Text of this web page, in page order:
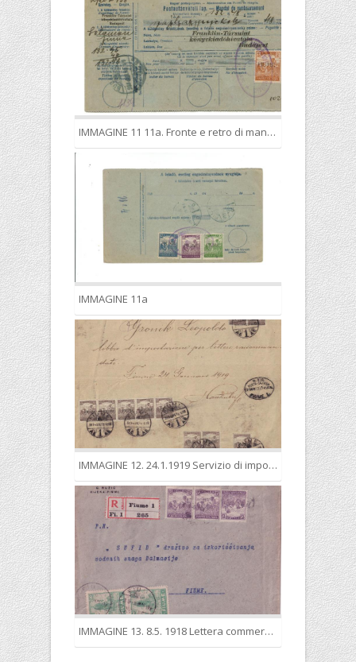
IMMAGINE 11 11a. Fronte e retro di mandato bilingue di pagamento per l’Ungheria, accettato il 18.10.1918 e giunto a Budapest il 18.12.1918. Poco dopo il servizio venne disdettato.
IMMAGINE 11a
IMMAGINE 12. 24.1.1919 Servizio di impostazione per lettere raccomandate.
IMMAGINE 13. 8.5. 1918 Lettera commerciale raccomandata per città, spedita dopo la cessazione di validità dei Francobolli in filler e tassata per il doppio dell’affrancatura necessaria per “interno”.